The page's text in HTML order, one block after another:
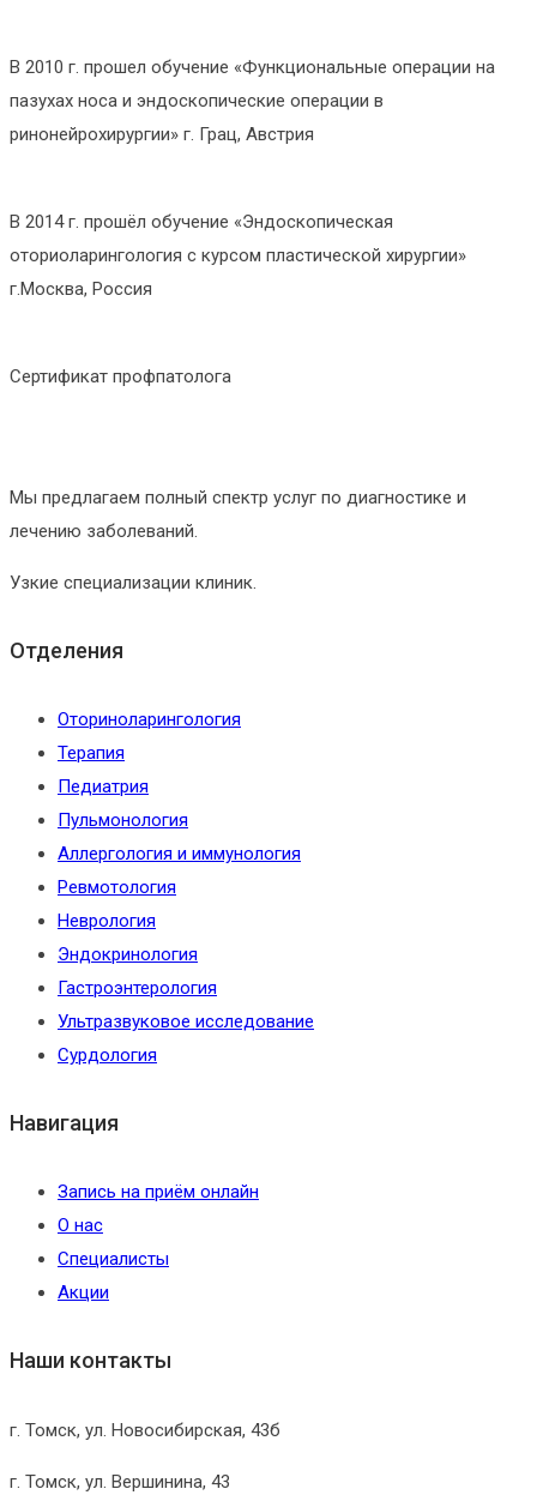
В 2010 г. прошел обучение «Функциональные операции на
пазухах носа и эндоскопические операции в
ринонейрохирургии» г. Грац, Австрия
В 2014 г. прошёл обучение «Эндоскопическая
оториоларингология с курсом пластической хирургии»
г.Москва, Россия
Сертификат профпатолога
Мы предлагаем полный спектр услуг по диагностике и
лечению заболеваний.
Узкие специализации клиник.
Отделения
Оториноларингология
Терапия
Педиатрия
Пульмонология
Аллергология и иммунология
Ревмотология
Неврология
Эндокринология
Гастроэнтерология
Ультразвуковое исследование
Сурдология
Навигация
Запись на приём онлайн
О нас
Специалисты
Акции
Наши контакты
г. Томск, ул. Новосибирская, 43б
г. Томск, ул. Вершинина, 43